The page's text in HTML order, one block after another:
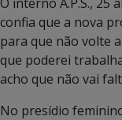
confia que a nova
para que não volte
que poderei
acho que não vai
No presídio